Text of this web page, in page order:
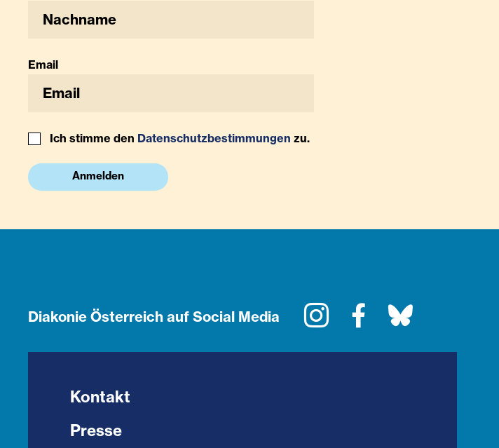
Email
Ich stimme den Datenschutzbestimmungen zu.
Anmelden
Diakonie Österreich auf Social Media InstagramFacebook
Kontakt
Presse